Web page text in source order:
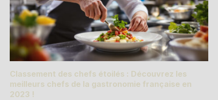
Classement des chefs étoilés : Découvrez les
meilleurs chefs de la gastronomie française en
2023 !